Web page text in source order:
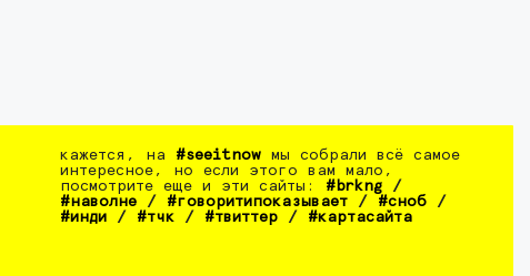
кажется, на #seeitnow мы собрали всё самое
интересное, но если этого вам мало,
посмотрите еще и эти сайты: #brkng /
#наволне / #говоритипоказывает / #сноб /
#инди / #тчк / #твиттер / #картасайта